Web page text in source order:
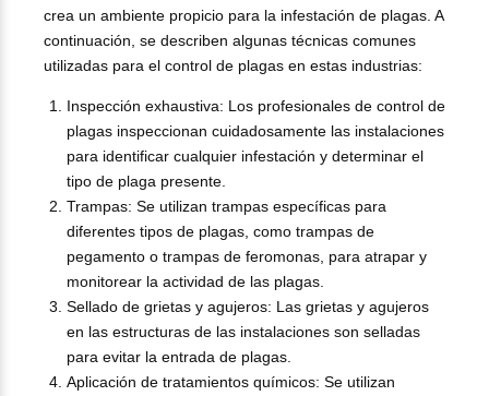
crea un ambiente propicio para la infestación de plagas. A
continuación, se describen algunas técnicas comunes
utilizadas para el control de plagas en estas industrias:
Inspección exhaustiva: Los profesionales de control de
plagas inspeccionan cuidadosamente las instalaciones
para identificar cualquier infestación y determinar el
tipo de plaga presente.
Trampas: Se utilizan trampas específicas para
diferentes tipos de plagas, como trampas de
pegamento o trampas de feromonas, para atrapar y
monitorear la actividad de las plagas.
Sellado de grietas y agujeros: Las grietas y agujeros
en las estructuras de las instalaciones son selladas
para evitar la entrada de plagas.
Aplicación de tratamientos químicos: Se utilizan